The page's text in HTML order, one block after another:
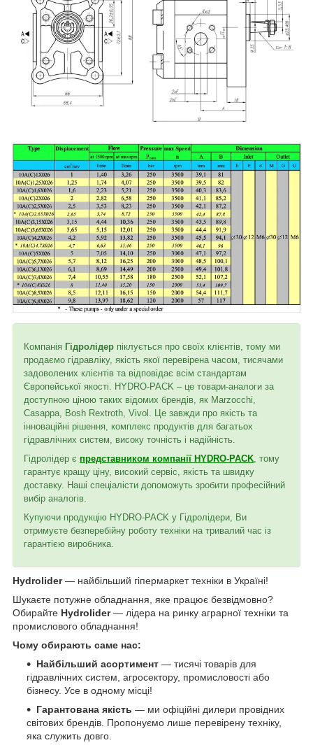
Компанія Гідролідер піклується про своїх клієнтів, тому ми
продаємо гідравліку, якість якої перевірена часом, тисячами
задоволених клієнтів та відповідає всім стандартам
Європейської якості. HYDRO-PACK – це товари-аналоги за
доступною ціною таких відомих брендів, як Marzocchi,
Casappa, Bosh Rextroth, Vivol. Це завжди про якість та
інноваційні рішення, комплекс продуктів для багатьох
гідравлічних систем, високу точність і надійність.
Гідролідер є представником компанії HYDRO-PACK , тому
гарантує кращу ціну, високий сервіс, якість та швидку
доставку. Наші спеціалісти допоможуть зробити професійний
вибір аналогів.
Купуючи продукцію HYDRO-PACK у Гідролідери, Ви
отримуєте безперебійну роботу техніки на тривалий час із
гарантією виробника.
Hydrolider— найбільший гіпермаркет техніки в Україні!
Шукаєте потужне обладнання, яке працює безвідмовно?
Обирайте Hydrolider— лідера на ринку аграрної техніки та
промислового обладнання!
Чому обирають саме нас:
Найбільший асортимент — тисячі товарів для
гідравлічних систем, агросектору, промисловості або
бізнесу. Усе в одному місці!
Гарантована якість — ми офіційні дилери провідних
світових брендів. Пропонуємо лише перевірену техніку,
яка служить довго.